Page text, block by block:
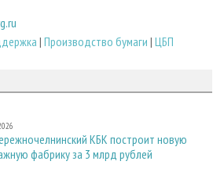
| Производство бумаги | ЦБП
КБК построит новую
фабрику за 3 млрд рублей